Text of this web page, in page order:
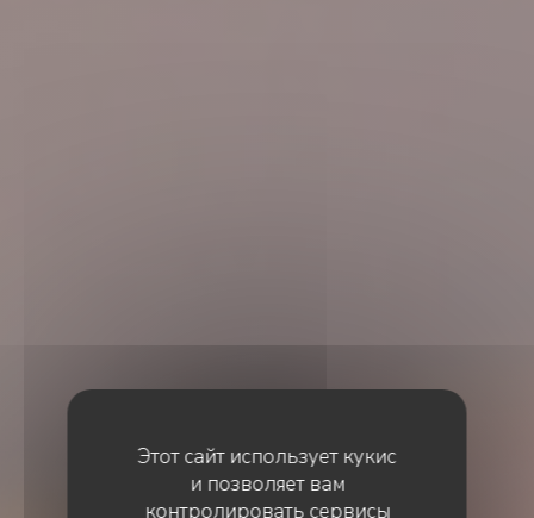
Этот сайт использует кукис
и позволяет вам
контролировать сервисы